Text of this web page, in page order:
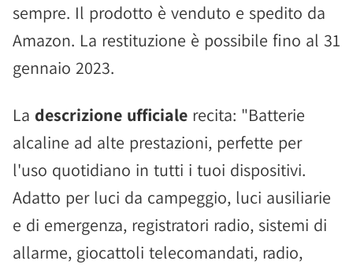
sempre. Il prodotto è venduto e spedito da
Amazon. La restituzione è possibile fino al 31
gennaio 2023.
La descrizione ufficiale recita: "Batterie
alcaline ad alte prestazioni, perfette per
l'uso quotidiano in tutti i tuoi dispositivi.
Adatto per luci da campeggio, luci ausiliarie
e di emergenza, registratori radio, sistemi di
allarme, giocattoli telecomandati, radio,